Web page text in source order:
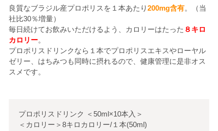
良質なブラジル産プロポリスを１本あたり200mg含有。（当
社比30％増量）
毎日続けてお飲みいただけるよう、カロリーはたった ８キロ
カロリー。
プロポリスドリンクなら１本でプロポリスエキスやローヤル
ゼリー、はちみつも同時に摂れるので、健康管理に是非オス
スメです。
プロポリスドリンク ＜ 50ml×10本入 ＞
＜カロリー＞8キロカロリー/１本(50ml)